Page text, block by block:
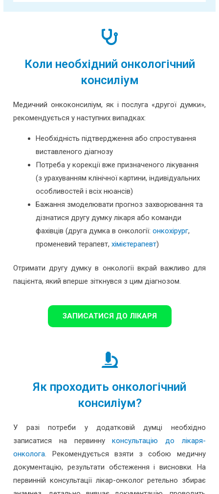
Коли необхідний онкологічний
консиліум
Медичний онкоконсиліум, як і послуга «другої думки»,
рекомендується у наступних випадках:
Необхідність підтвердження або спростування
виставленого діагнозу
Потреба у корекції вже призначеного лікування
(з урахуванням клінічної картини, індивідуальних
особливостей і всіх нюансів)
Бажання змоделювати прогноз захворювання та
дізнатися другу думку лікаря або команди
фахівців (друга думка в онкології: онкохірург,
променевий терапевт, хімієтерапевт)
Отримати другу думку в онкології вкрай важливо для
пацієнта, який вперше зіткнувся з цим діагнозом.
ЗАПИСАТИСЯ ДО ЛІКАРЯ
Як проходить онкологічний
консиліум?
У разі потреби у додатковій думці необхідно
записатися на первиннуконсультацію до лікаря-
онколога. Рекомендується взяти з собою медичну
документацію, результати обстеження і висновки. На
первинній консультації лікар-онколог ретельно збирає